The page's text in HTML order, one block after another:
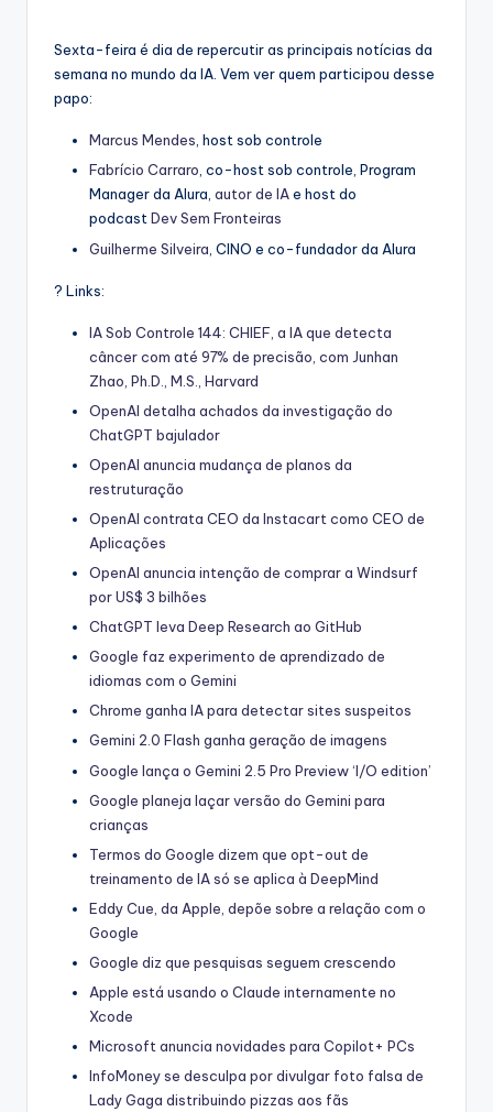
Sexta-feira é dia de repercutir as principais notícias da
semana no mundo da IA. Vem ver quem participou desse
papo:
Marcus Mendes, host sob controle
Fabrício Carraro, co-host sob controle, Program
Manager da Alura, autor de IAe host do
podcastDev Sem Fronteiras
Guilherme Silveira , CINO e co-fundador da Alura
? Links:
IA Sob Controle 144: CHIEF, a IA que detecta
câncer com até 97% de precisão, com Junhan
Zhao, Ph.D., M.S., Harvard
OpenAI detalha achados da investigação do
ChatGPT bajulador
OpenAI anuncia mudança de planos da
restruturação
OpenAI contrata CEO da Instacart como CEO de
Aplicações
OpenAI anuncia intenção de comprar a Windsurf
por US$ 3 bilhões
ChatGPT leva Deep Research ao GitHub
Google faz experimento de aprendizado de
idiomas com o Gemini
Chrome ganha IA para detectar sites suspeitos
Gemini 2.0 Flash ganha geração de imagens
Google lança o Gemini 2.5 Pro Preview ‘I/O edition’
Google planeja laçar versão do Gemini para
crianças
Termos do Google dizem que opt-out de
treinamento de IA só se aplica à DeepMind
Eddy Cue, da Apple, depõe sobre a relação com o
Google
Google diz que pesquisas seguem crescendo
Apple está usando o Claude internamente no
Xcode
Microsoft anuncia novidades para Copilot+ PCs
InfoMoney se desculpa por divulgar foto falsa de
Lady Gaga distribuindo pizzas aos fãs